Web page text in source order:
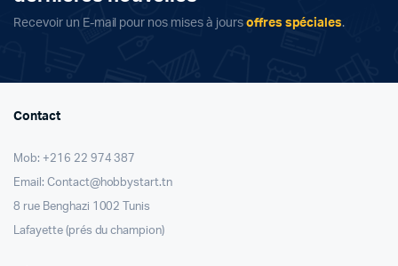
Recevoir un E-mail pour nos mises à jours offres spéciales.
Contact
Mob: +216 22 974 387
Email: Contact@hobbystart.tn
8 rue Benghazi 1002 Tunis
Lafayette (prés du champion)